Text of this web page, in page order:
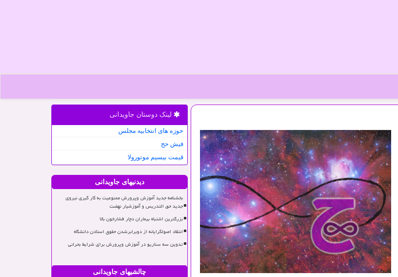
لینک دوستان جاویدانی
حوزه های انتخابیه مجلس
فیش حج
قیمت بیسیم موتورولا
دیدنیهای جاویدانی
بخشنامه جدید آموزش وپرورش ممنوعیت به کار گیری نیروی
جدید حق التدریس و آموزشیار نهضت
بزرگترین اشتباه بیماران دچار فشارخون بالا
انتقاد اصولگرایانه از دوبرابرشدن حقوق استادن دانشگاه
تدوین سه سناریو در آموزش وپرورش برای شرایط بحرانی
چالشیهای جاویدانی